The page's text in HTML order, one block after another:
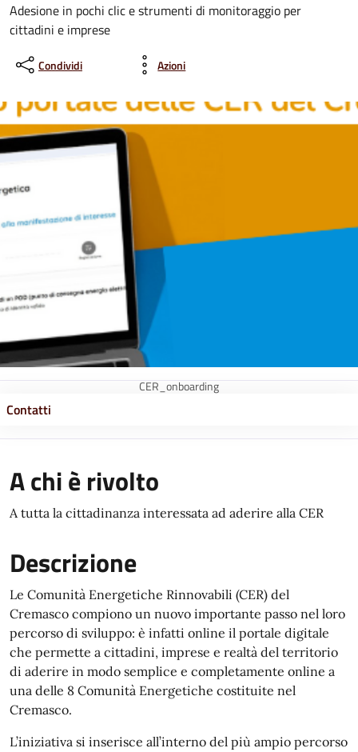
Adesione in pochi clic e strumenti di monitoraggio per
cittadini e imprese
Condividi Azioni
CER_onboarding
Contatti
A chi è rivolto
A tutta la cittadinanza interessata ad aderire alla CER
Descrizione
Le Comunità Energetiche Rinnovabili (CER) del
Cremasco compiono un nuovo importante passo nel loro
percorso di sviluppo: è infatti online il portale digitale
che permette a cittadini, imprese e realtà del territorio
di aderire in modo semplice e completamente online a
una delle 8 Comunità Energetiche costituite nel
Cremasco.
L’iniziativa si inserisce all’interno del più ampio percorso